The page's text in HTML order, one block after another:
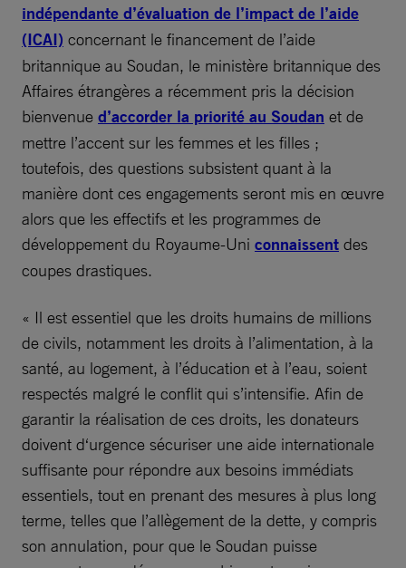
indépendante d’évaluation de l’impact de l’aide
(ICAI) concernant le financement de l’aide
britannique au Soudan, le ministère britannique des
Affaires étrangères a récemment pris la décision
bienvenue d’accorder la priorité au Soudan et de
mettre l’accent sur les femmes et les filles ;
toutefois, des questions subsistent quant à la
manière dont ces engagements seront mis en œuvre
alors que les effectifs et les programmes de
développement du Royaume-Uni connaissent des
coupes drastiques.
« Il est essentiel que les droits humains de millions
de civils, notamment les droits à l’alimentation, à la
santé, au logement, à l’éducation et à l’eau, soient
respectés malgré le conflit qui s’intensifie. Afin de
garantir la réalisation de ces droits, les donateurs
doivent d‘urgence sécuriser une aide internationale
suffisante pour répondre aux besoins immédiats
essentiels, tout en prenant des mesures à plus long
terme, telles que l’allègement de la dette, y compris
son annulation, pour que le Soudan puisse